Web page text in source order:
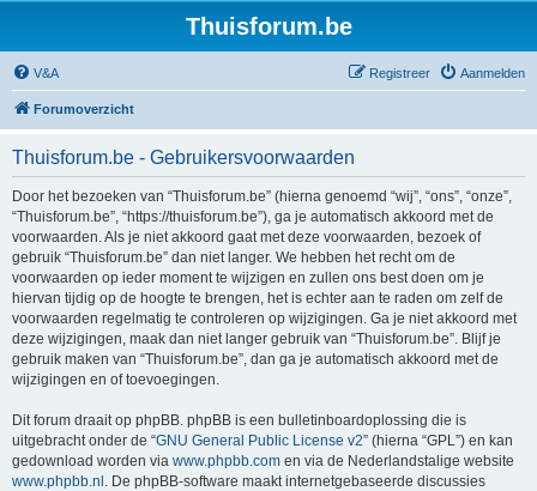
Thuisforum.be
V&A Aanmelden
Registreer
Forumoverzicht
Thuisforum.be - Gebruikersvoorwaarden
Door het bezoeken van “Thuisforum.be” (hierna genoemd “wij”, “ons”, “onze”,
“Thuisforum.be”, “https://thuisforum.be”), ga je automatisch akkoord met de
voorwaarden. Als je niet akkoord gaat met deze voorwaarden, bezoek of
gebruik “Thuisforum.be” dan niet langer. We hebben het recht om de
voorwaarden op ieder moment te wijzigen en zullen ons best doen om je
hiervan tijdig op de hoogte te brengen, het is echter aan te raden om zelf de
voorwaarden regelmatig te controleren op wijzigingen. Ga je niet akkoord met
deze wijzigingen, maak dan niet langer gebruik van “Thuisforum.be”. Blijf je
gebruik maken van “Thuisforum.be”, dan ga je automatisch akkoord met de
wijzigingen en of toevoegingen.
Dit forum draait op phpBB. phpBB is een bulletinboardoplossing die is
uitgebracht onder de “GNU General Public License v2” (hierna “GPL”) en kan
gedownload worden via www.phpbb.com en via de Nederlandstalige website
www.phpbb.nl . De phpBB-software maakt internetgebaseerde discussies